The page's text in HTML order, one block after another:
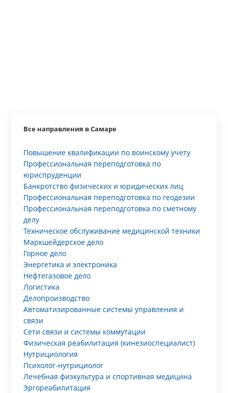
Все направления в Самаре
Повышение квалификации по воинскому учету
Профессиональная переподготовка по
юриспруденции
Банкротство физических и юридических лиц
Профессиональная переподготовка по геодезии
Профессиональная переподготовка по сметному
делу
Техническое обслуживание медицинской техники
Маркшейдерское дело
Горное дело
Энергетика и электроника
Нефтегазовое дело
Логистика
Делопроизводство
Автоматизированные системы управления и
связи
Сети связи и системы коммутации
Физическая реабилитация (кинезиоспециалист)
Нутрициология
Психолог-нутрициолог
Лечебная физкультура и спортивная медицина
Эргореабилитация